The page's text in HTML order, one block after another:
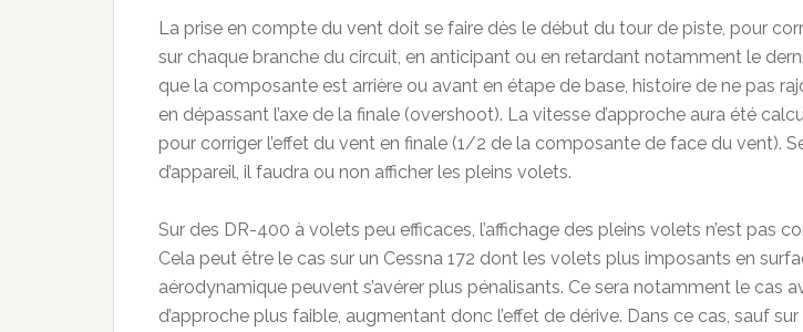
La prise en compte du vent doit se faire dès le début du tour de piste, pour
sur chaque branche du circuit, en anticipant ou en retardant notamment le
que la composante est arrière ou avant en étape de base, histoire de ne pas
en dépassant l’axe de la finale (overshoot). La vitesse d’approche aura été
pour corriger l’effet du vent en finale (1/2 de la composante de face du vent).
d’appareil, il faudra ou non afficher les pleins volets.
Sur des DR-400 à volets peu efficaces, l’affichage des pleins volets n’est pas
Cela peut être le cas sur un Cessna 172 dont les volets plus imposants en
aérodynamique peuvent s’avérer plus pénalisants. Ce sera notamment le cas
d’approche plus faible, augmentant donc l’effet de dérive. Dans ce cas, sauf